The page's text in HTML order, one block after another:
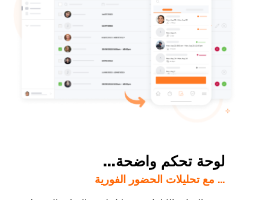
لوحة تحكم واضحة...
... مع تحليلات الحضور الفورية